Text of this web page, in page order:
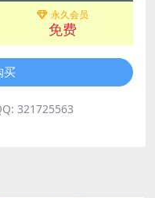
永久会员
免费
买
321725563